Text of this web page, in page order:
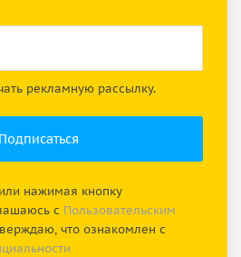
рекламную рассылку.
нажимая кнопку
с Пользовательским
что ознакомлен с